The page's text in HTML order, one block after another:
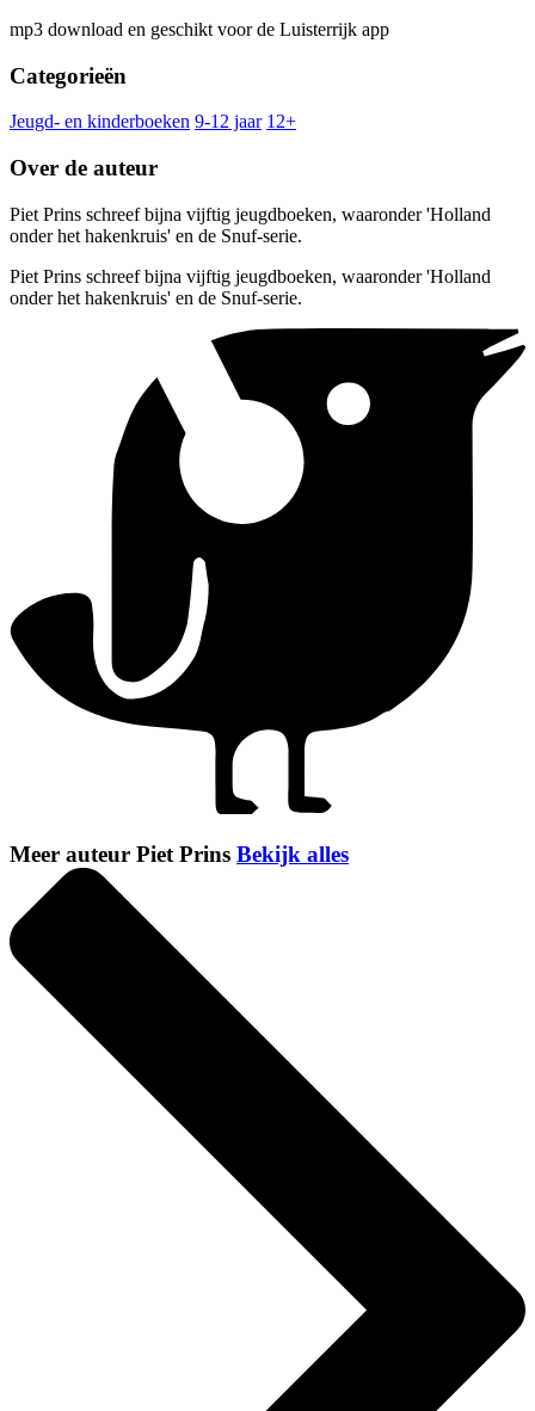
mp3 download en geschikt voor de Luisterrijk app
Categorieën
Jeugd- en kinderboeken 9-12 jaar 12+
Over de auteur
Piet Prins schreef bijna vijftig jeugdboeken, waaronder 'Holland
onder het hakenkruis' en de Snuf-serie.
Piet Prins schreef bijna vijftig jeugdboeken, waaronder 'Holland
onder het hakenkruis' en de Snuf-serie.
Meer auteur Piet Prins Bekijk alles